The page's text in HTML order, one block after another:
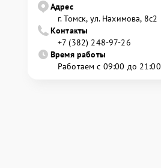
Адрес
г. Томск, ул. Нахимова, 8с2
Контакты
+7 (382) 248-97-26
Время работы
Работаем с 09:00 до 21:00